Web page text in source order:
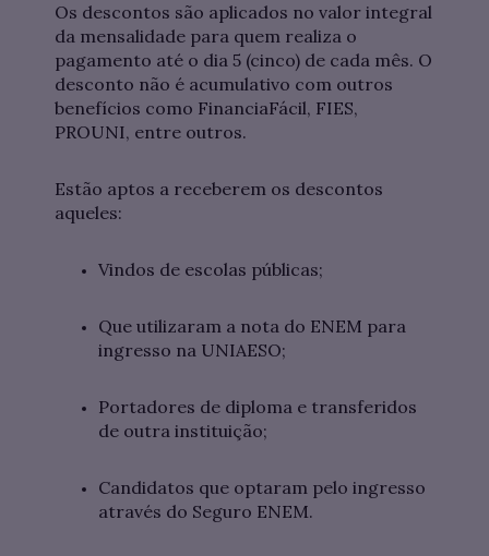
Os descontos são aplicados no valor integral
da mensalidade para quem realiza o
pagamento até o dia 5 (cinco) de cada mês. O
desconto não é acumulativo com outros
benefícios como FinanciaFácil, FIES,
PROUNI, entre outros.
Estão aptos a receberem os descontos
aqueles:
Vindos de escolas públicas;
Que utilizaram a nota do ENEM para
ingresso na UNIAESO;
Portadores de diploma e transferidos
de outra instituição;
Candidatos que optaram pelo ingresso
através do Seguro ENEM.